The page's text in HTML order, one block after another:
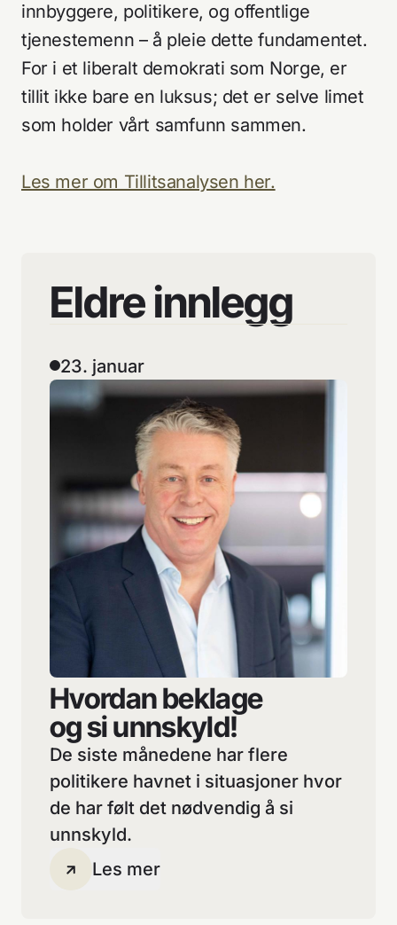
innbyggere, politikere, og offentlige
tjenestemenn – å pleie dette fundamentet.
For i et liberalt demokrati som Norge, er
tillit ikke bare en luksus; det er selve limet
som holder vårt samfunn sammen.
Les mer om Tillitsanalysen her.
Eldreinnlegg
23. januar
Hvordan beklage
og si unnskyld!
De siste månedene har flere
politikere havnet i situasjoner hvor
de har følt det nødvendig å si
unnskyld.
Les mer